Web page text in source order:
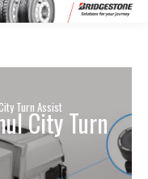
Turn Assist
City Turn